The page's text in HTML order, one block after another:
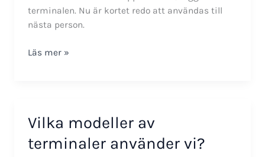
terminalen. Nu är kortet redo att användas till
nästa person.
Avregistrera
person
i
RT-
Läs mer »
Vilka modeller av
terminaler använder vi?